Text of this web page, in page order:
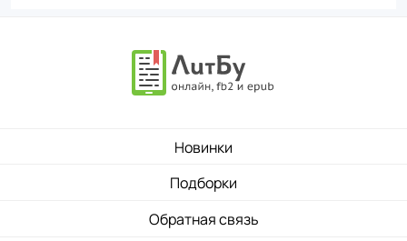
Новинки
Подборки
Обратная связь